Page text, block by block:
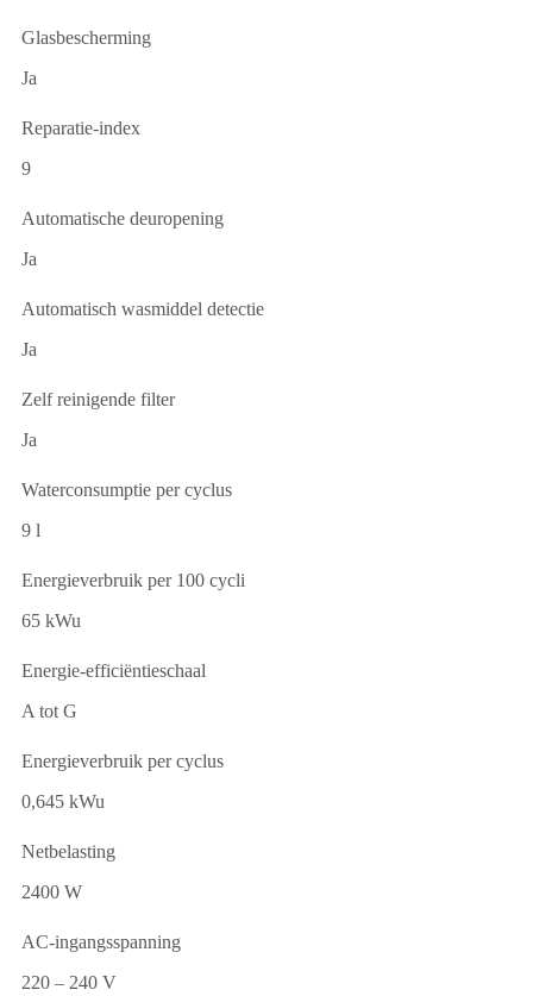
Glasbescherming
Ja
Reparatie-index
9
Automatische deuropening
Ja
Automatisch wasmiddel detectie
Ja
Zelf reinigende filter
Ja
Waterconsumptie per cyclus
9 l
Energieverbruik per 100 cycli
65 kWu
Energie-efficiëntieschaal
A tot G
Energieverbruik per cyclus
0,645 kWu
Netbelasting
2400 W
AC-ingangsspanning
220 – 240 V